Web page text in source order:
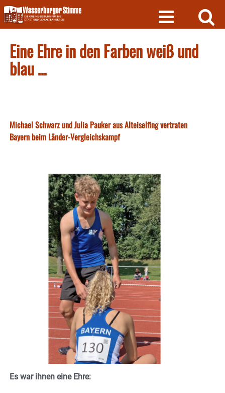
Skip
to
content
Eine Ehre in den Farben weiß und
blau …
Michael Schwarz und Julia Pauker aus Alteiselfing vertraten
Bayern beim Länder-Vergleichskampf
Es war ihnen eine Ehre: